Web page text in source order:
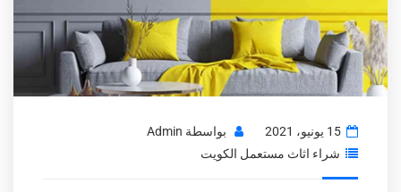
15 يونيو، 2021 بواسطة Admin
شراء اثاث مستعمل الكويت